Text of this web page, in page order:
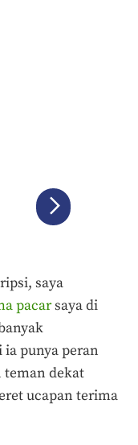
saya
pacarsaya di
punya peran
teman dekat
ucapan terima